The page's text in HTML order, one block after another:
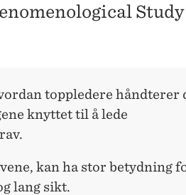
toppledere håndterer
knyttet til å lede
kan ha stor betydning
lang sikt.